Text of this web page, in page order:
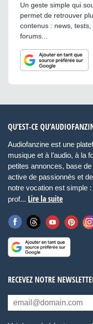
Un geste simple qui
permet de retrouver
contenus : news, tests,
forums...
QU’EST-CE
Audiofanzine est une
musique et à l’audio, à la
petites annonces, base
active de passionnés et
notre vocation est simple
prof... Lire la suite
RECEVEZ NOTRE